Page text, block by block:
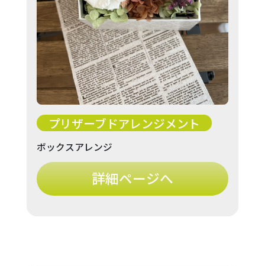
プリザーブドアレンジメント
ボックスアレンジ
詳細ページへ